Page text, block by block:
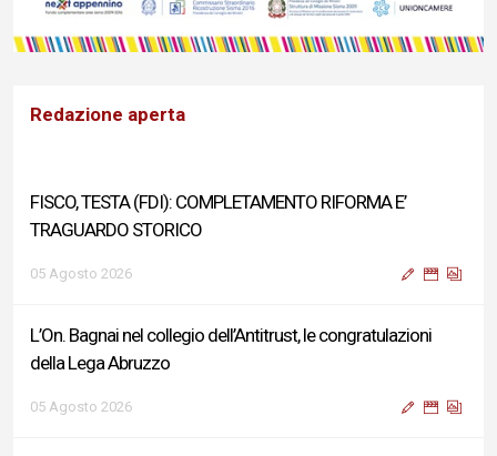
Redazione aperta
FISCO, TESTA (FDI): COMPLETAMENTO RIFORMA E’
TRAGUARDO STORICO
05 Agosto 2026
L’On. Bagnai nel collegio dell’Antitrust, le congratulazioni
della Lega Abruzzo
05 Agosto 2026